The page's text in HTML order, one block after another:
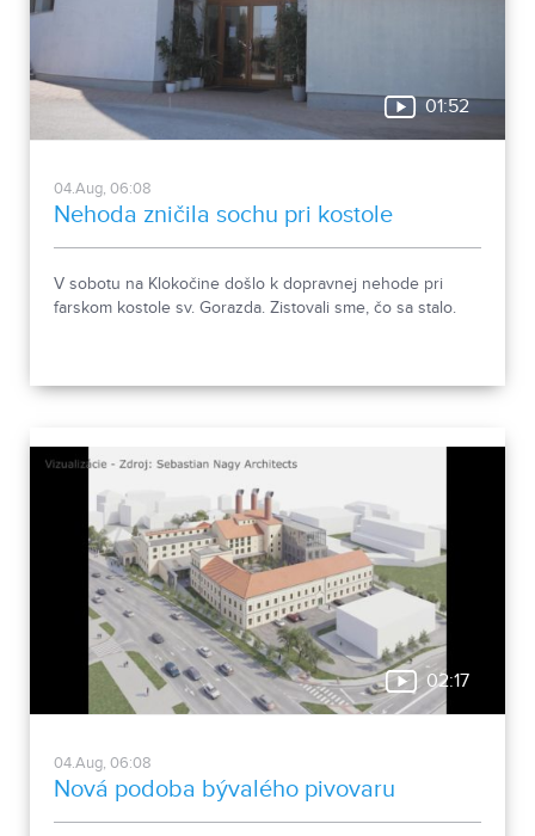
01:52
04.Aug, 06:08
Nehoda zničila sochu pri kostole
V sobotu na Klokočine došlo k dopravnej nehode pri
farskom kostole sv. Gorazda. Zistovali sme, čo sa stalo.
02:17
04.Aug, 06:08
Nová podoba bývalého pivovaru